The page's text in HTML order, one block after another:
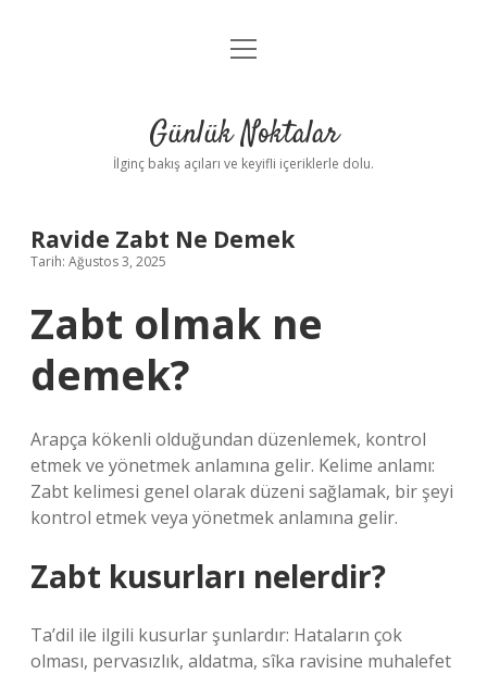
Anasayfa
Yasal Uyarı
menüyü
Günlük Noktalar
İlginç bakış açıları ve keyifli içeriklerle dolu.
Ravide Zabt Ne Demek
Tarih: Ağustos 3, 2025
Zabt olmak ne
demek?
Arapça kökenli olduğundan düzenlemek, kontrol
etmek ve yönetmek anlamına gelir. Kelime anlamı:
Zabt kelimesi genel olarak düzeni sağlamak, bir şeyi
kontrol etmek veya yönetmek anlamına gelir.
Zabt kusurları nelerdir?
Ta’dil ile ilgili kusurlar şunlardır: Hataların çok
olması, pervasızlık, aldatma, sîka ravisine muhalefet